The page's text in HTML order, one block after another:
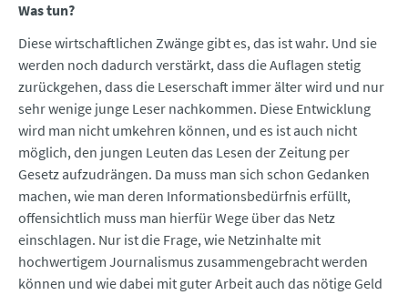
Was tun?
Diese wirtschaftlichen Zwänge gibt es, das ist wahr. Und sie
werden noch dadurch verstärkt, dass die Auflagen stetig
zurückgehen, dass die Leserschaft immer älter wird und nur
sehr wenige junge Leser nachkommen. Diese Entwicklung
wird man nicht umkehren können, und es ist auch nicht
möglich, den jungen Leuten das Lesen der Zeitung per
Gesetz aufzudrängen. Da muss man sich schon Gedanken
machen, wie man deren Informationsbedürfnis erfüllt,
offensichtlich muss man hierfür Wege über das Netz
einschlagen. Nur ist die Frage, wie Netzinhalte mit
hochwertigem Journalismus zusammengebracht werden
können und wie dabei mit guter Arbeit auch das nötige Geld